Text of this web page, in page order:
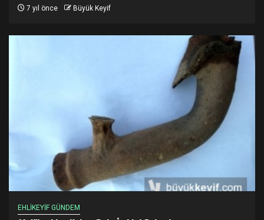
7 yıl önce Büyük Keyif
EHLİKEYİF GÜNDEM